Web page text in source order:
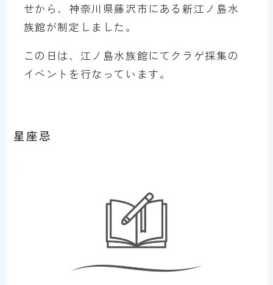
せから、神奈川県藤沢市にある新江ノ島水
族館が制定しました。
この日は、江ノ島水族館にてクラゲ採集の
イベントを行なっています。
星座忌